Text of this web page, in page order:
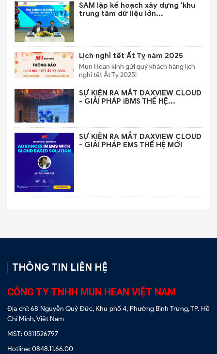
SAM lập kế hoạch xây dựng 'khu
trung tâm dữ liệu lớn...
Lịch nghỉ tết Ất Tỵ năm 2025
Mun Hean kính gửi quý khách hàng lịch
nghỉ tết Ất Tỵ 2025!
SỰ KIỆN RA MẮT DAXVIEW CLOUD
- GIẢI PHÁP iBMS THẾ HỆ...
SỰ KIỆN RA MẮT DAXVIEW CLOUD
- GIẢI PHÁP EMS THẾ HỆ MỚI
THÔNG TIN LIÊN HỆ
CÔNG TY TNHH MUN HEAN VIỆT NAM
Địa chỉ: 68 Nguyễn Quý Đức, Khu phố 4, Phường Bình Trưng, TP. Hồ
Chí Minh, Việt Nam
MST: 0311526797
Hotline: 0848.11.66.00